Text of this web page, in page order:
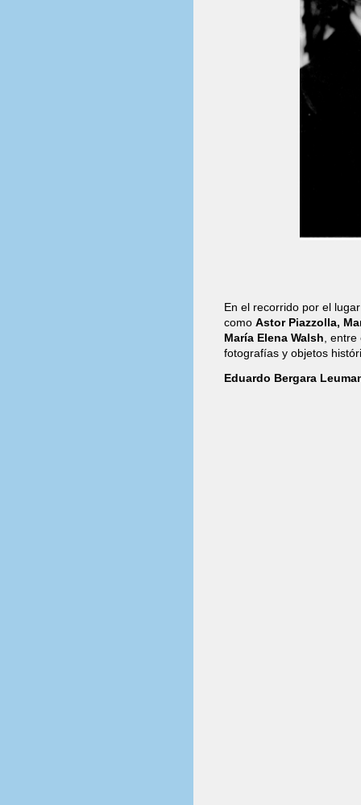
En el recorrido por el
como Astor Piazzolla,
María Elena Walsh ,
fotografías y objetos
Eduardo Bergara